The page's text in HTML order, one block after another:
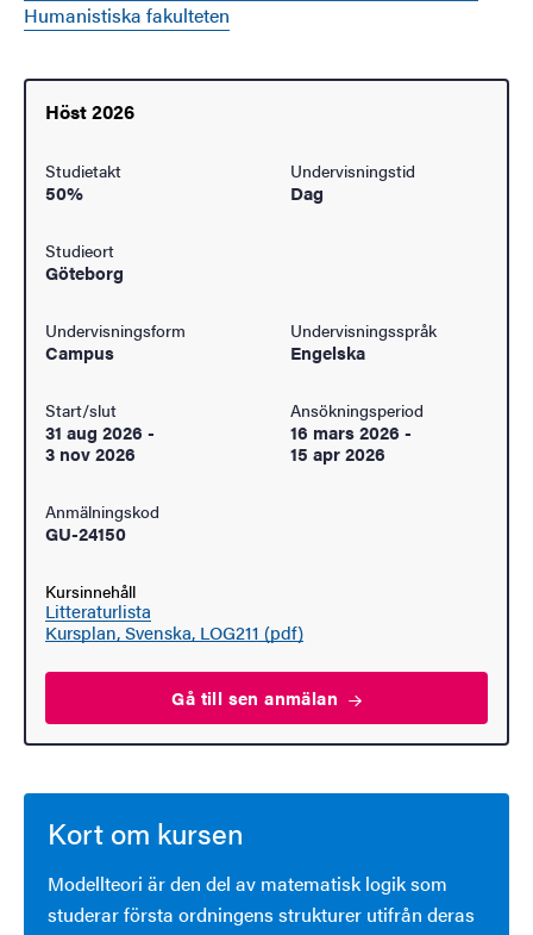
Humanistiska fakulteten
Höst 2026
Studietakt
50%
Undervisningstid
Dag
Studieort
Göteborg
Undervisningsform
Campus
Undervisningsspråk
Engelska
Start/slut
31 aug 2026 -
3 nov 2026
Ansökningsperiod
16 mars 2026 -
15 apr 2026
Anmälningskod
GU-24150
Kursinnehåll
Litteraturlista
Kursplan, Svenska, LOG211 (pdf)
Gå till senanmälan
Kort om kursen
Modellteori är den del av matematisk logik som
studerar första ordningens strukturer utifrån deras